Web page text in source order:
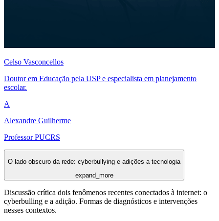
Celso Vasconcellos
Doutor em Educação pela USP e especialista em planejamento
escolar.
A
Alexandre Guilherme
Professor PUCRS
O lado obscuro da rede: cyberbullying e adições a tecnologia
expand_more
Discussão crítica dois fenômenos recentes conectados à internet: o
cyberbulling e a adição. Formas de diagnósticos e intervenções
nesses contextos.